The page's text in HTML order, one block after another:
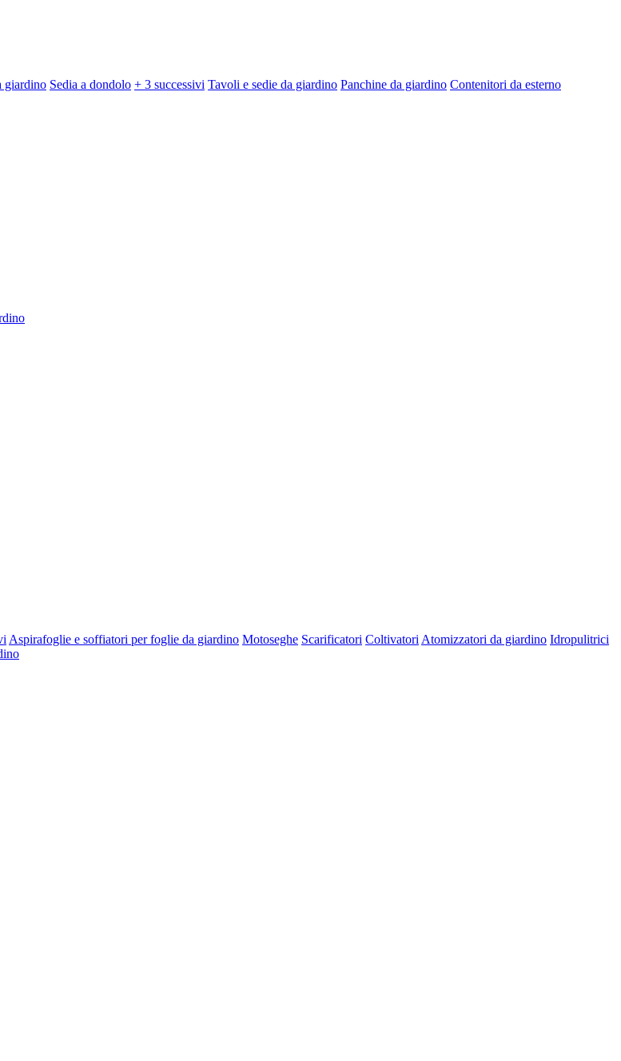
giardino Sedia a dondolo + 3 successivi Tavoli e sedie da giardino Panchine da giardino Contenitori da esterno
Aspirafoglie e soffiatori per foglie da giardino Motoseghe Scarificatori Coltivatori Atomizzatori da giardino Idropulitrici